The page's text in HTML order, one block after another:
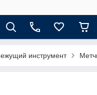
инструмент